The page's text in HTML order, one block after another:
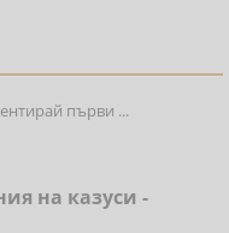
първи ...
на казуси -